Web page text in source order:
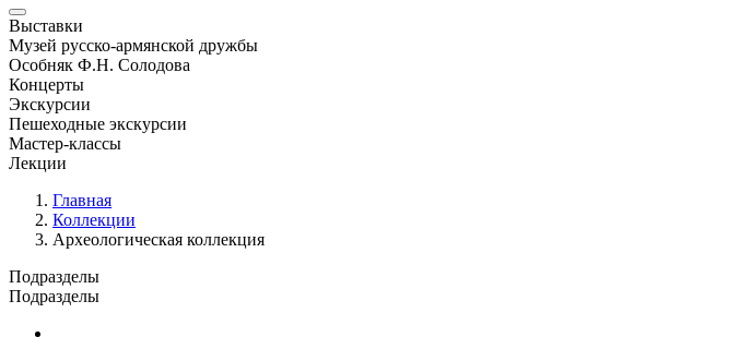
Выставки
Музей русско-армянской дружбы
Особняк Ф.Н. Солодова
Концерты
Экскурсии
Пешеходные экскурсии
Мастер-классы
Лекции
Главная
Коллекции
Археологическая коллекция
Подразделы
Подразделы